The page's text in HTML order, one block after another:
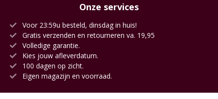
Onze services
Voor 23:59u besteld, dinsdag in huis!
Gratis verzenden en retourneren va. 19,95
Volledige garantie.
Kies jouw afleverdatum.
100 dagen op zicht.
Eigen magazijn en voorraad.